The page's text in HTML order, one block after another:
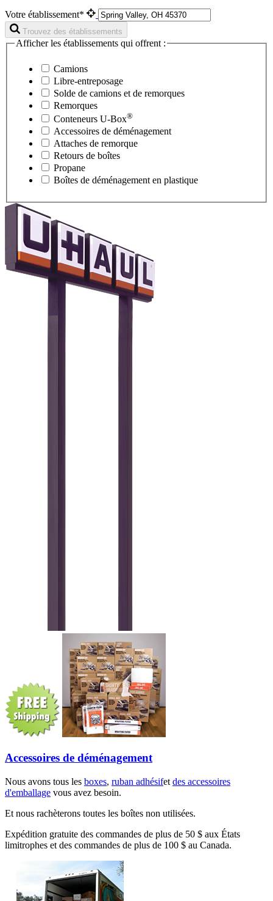
Votre établissement*
Trouvez des établissements
Afficher les établissements qui offrent :
Camions
Libre-entreposage
Solde de camions et de remorques
Remorques
Conteneurs U-Box®
Accessoires de déménagement
Attaches de remorque
Retours de boîtes
Propane
Boîtes de déménagement en plastique
Accessoires de déménagement
Nous avons tous les boxes, ruban adhésifet des accessoires
d'emballage vous avez besoin.
Et nous rachèterons toutes les boîtes non utilisées.
Expédition gratuite des commandes de plus de 50 $ aux États
limitrophes et des commandes de plus de 100 $ au Canada.